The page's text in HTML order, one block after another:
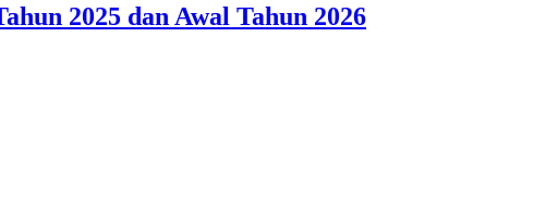
2025 dan Awal Tahun 2026